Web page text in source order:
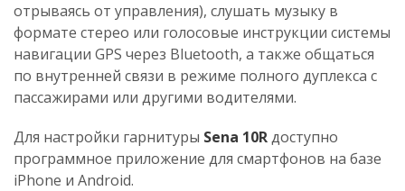
отрываясь от управления), слушать музыку в
формате стерео или голосовые инструкции системы
навигации GPS через Bluetooth, а также общаться
по внутренней связи в режиме полного дуплекса с
пассажирами или другими водителями.
Для настройки гарнитуры Sena 10Rдоступно
программное приложение для смартфонов на базе
iPhone и Android.